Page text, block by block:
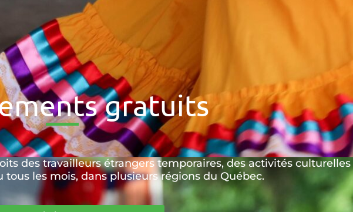
gratuits
des travailleurs étrangers temporaires, des activités culturelles
les mois, dans plusieurs régions du Québec.